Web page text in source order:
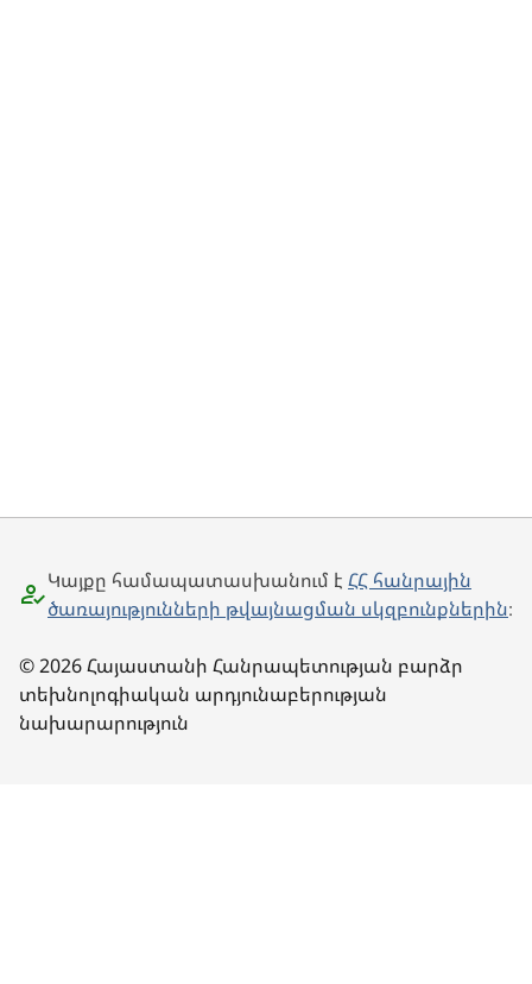
Կայքը համապատասխանում է ՀՀ հանրային
ծառայությունների թվայնացման սկզբունքներին։
© 2026 Հայաստանի Հանրապետության բարձր
տեխնոլոգիական արդյունաբերության
նախարարություն